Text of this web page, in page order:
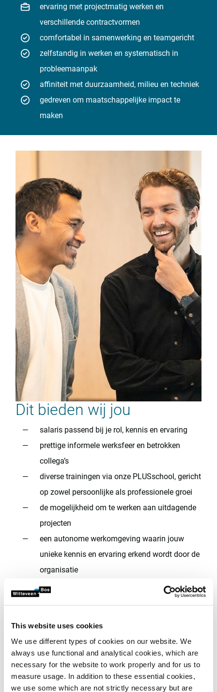
This website uses cookies
We use different types of cookies on our website. We
always use functional and analytical cookies, which are
necessary for the website to work properly and for us to
measure usage. In addition to these essential cookies,
we use some which are not strictly necessary but are
ervaring met projectmatig werken en
verschillende contractvormen
comfortabel in samenwerking en teamgericht
zelfstandig in werken en systematisch in
probleemaanpak
affiniteit met duurzaamheid, milieu en techniek
gedreven om maatschappelijke impact te
maken
Dit bieden wij jou
salaris passend bij je rol, kennis en ervaring
prettige informele werksfeer en betrokken
collega’s
diverse trainingen via onze PLUSschool, gericht
op zowel persoonlijke als professionele groei
de mogelijkheid om te werken aan uitdagende
projecten
een autonome werkomgeving waarin jouw
unieke kennis en ervaring erkend wordt door de
organisatie
Aan deze projecten werkt
je team
Je team werkt aan diverse multidisciplinaire projecten
en focust zich daarmee op vernieuwing en uitbreiding
van waterzuiveringen in Nederland. Voorbeelden van
projecten waar je team zoal aan werkt: